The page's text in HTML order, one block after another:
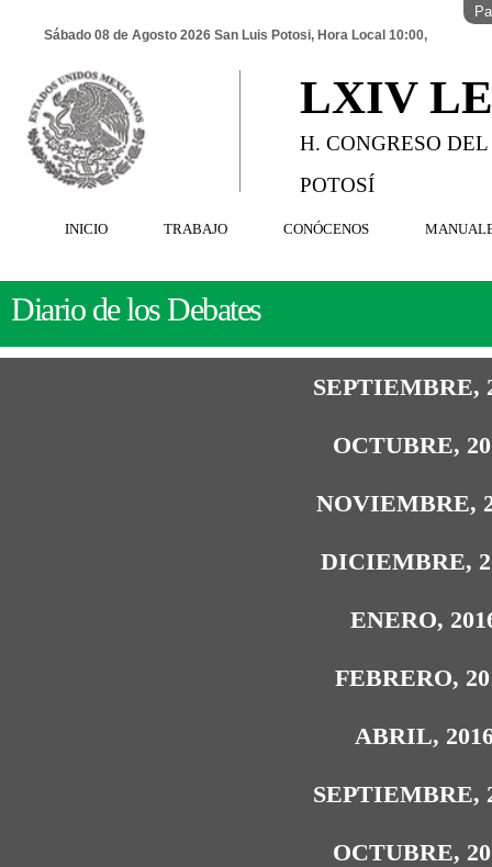
Sábado 08 de Agosto 2026 San Luis Potosi, Hora Local 10:00,
LXIV
H. CONGRESO
POTOSÍ
INICIO TRABAJO CONÓCENOS
Diario de los Debates
SEPTIEMBRE,
OCTUBRE,
NOVIEMBRE,
DICIEMBRE,
ENERO,
FEBRERO,
ABRIL,
SEPTIEMBRE,
OCTUBRE,